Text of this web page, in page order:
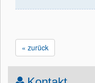
« zurück